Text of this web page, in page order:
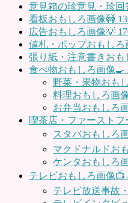
意見箱の珍意見・珍
看板おもしろ画像🚧
広告おもしろ画像💡
値札・ポップおもしろ
張り紙・注意書きおも
食べ物おもしろ画像🍳
野菜・果物おも
料理おもしろ画
お弁当おもしろ
喫茶店・ファーストフ
スタバおもしろ
マクドナルドお
ケンタおもしろ
テレビおもしろ画像📺
テレビ放送事故